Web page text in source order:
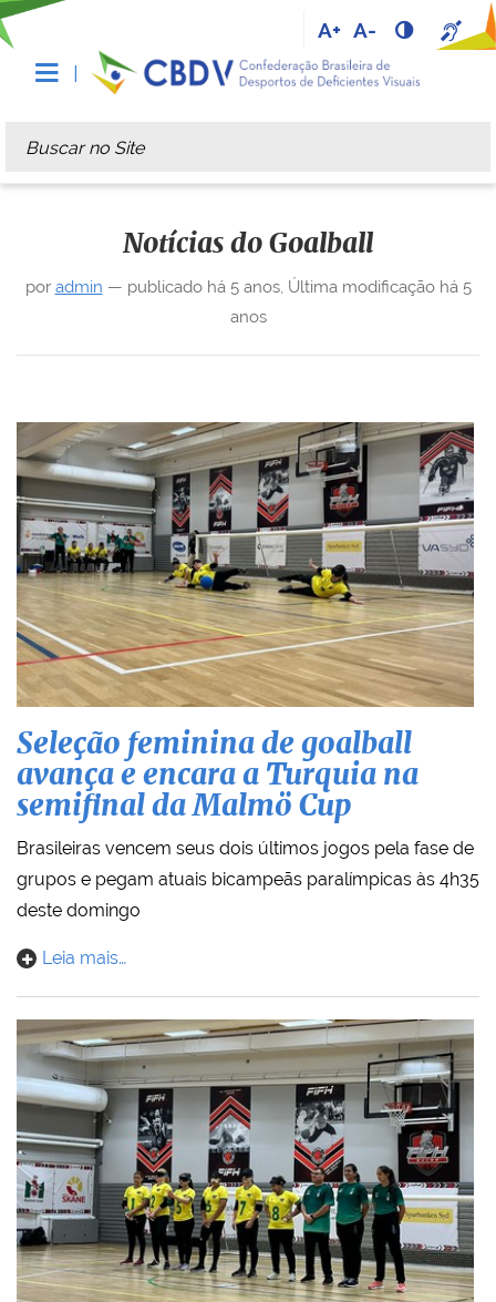
A+ A-
Busca
Busca Avançada…
Notícias do Goalball
por admin — publicado há 5 anos, Última modificação há 5
anos
Seleção feminina de goalball
avança e encara a Turquia na
semifinal da Malmö Cup
Brasileiras vencem seus dois últimos jogos pela fase de
grupos e pegam atuais bicampeãs paralímpicas às 4h35
deste domingo
Leia mais…